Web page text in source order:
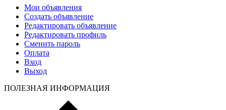
Мои объявления
Создать объявление
Редактировать объявление
Редактировать профиль
Сменить пароль
Оплата
Вход
Выход
ПОЛЕЗНАЯ ИНФОРМАЦИЯ